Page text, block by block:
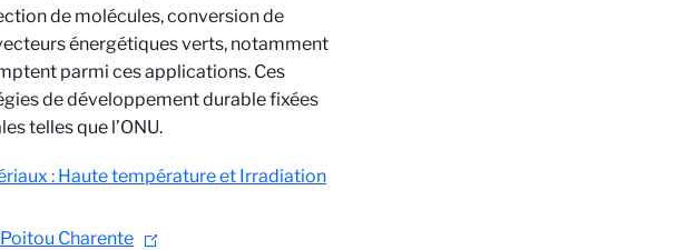
de molécules, conversion de
énergétiques verts, notamment
parmi ces applications. Ces
de développement durable fixées
telles que l’ONU.
: Haute température et Irradiation
Charente